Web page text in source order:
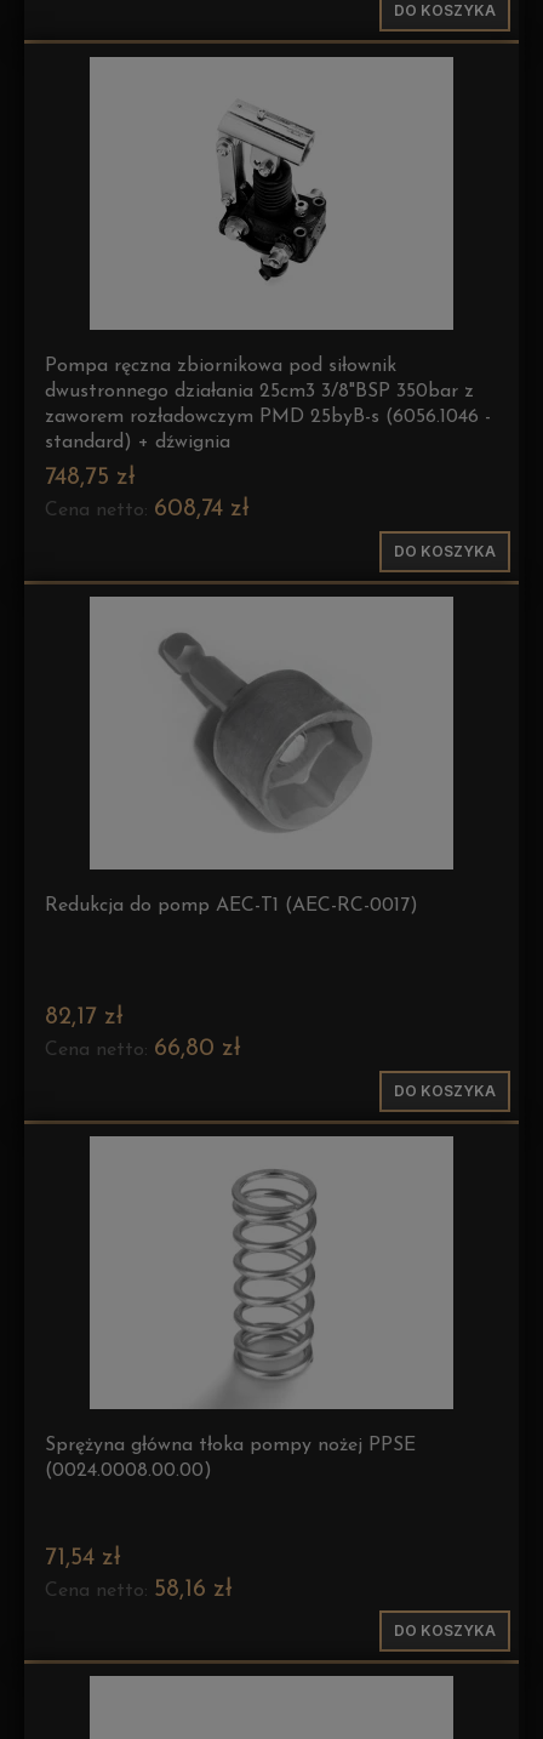
DO KOSZYKA
Pompa ręczna zbiornikowa pod siłownik
dwustronnego działania 25cm3 3/8"BSP 350bar z
zaworem rozładowczym PMD 25byB-s (6056.1046 -
standard) + dźwignia
748,75 zł
Cena netto: 608,74 zł
DO KOSZYKA
Redukcja do pomp AEC-T1 (AEC-RC-0017)
82,17 zł
Cena netto: 66,80 zł
DO KOSZYKA
Sprężyna główna tłoka pompy nożej PPSE
(0024.0008.00.00)
71,54 zł
Cena netto: 58,16 zł
DO KOSZYKA